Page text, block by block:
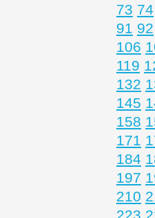
73 74
91 92
106
119
132
145
158
171
184
197
210
223